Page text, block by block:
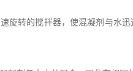
转的搅拌器，使混凝剂与水迅